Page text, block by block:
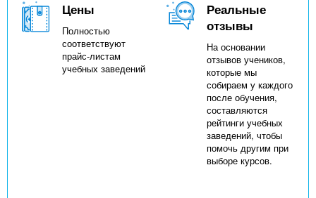
Цены
Полностью
соответствуют
прайс-листам
учебных заведений
Реальные
отзывы
На основании
отзывов учеников,
которые мы
собираем у каждого
после обучения,
составляются
рейтинги учебных
заведений, чтобы
помочь другим при
выборе курсов.